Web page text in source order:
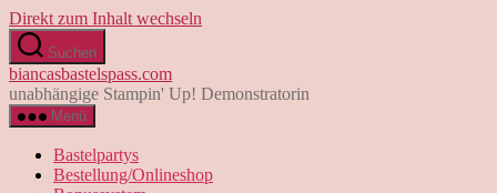
Direkt zum Inhalt wechseln
Suchen
biancasbastelspass.com
unabhängige Stampin' Up! Demonstratorin
Menü
Bastelpartys
Bestellung/Onlineshop